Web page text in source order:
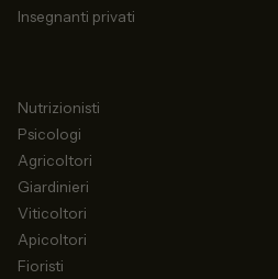
Insegnanti privati
Nutrizionisti
Psicologi
Agricoltori
Giardinieri
Viticoltori
Apicoltori
Fioristi